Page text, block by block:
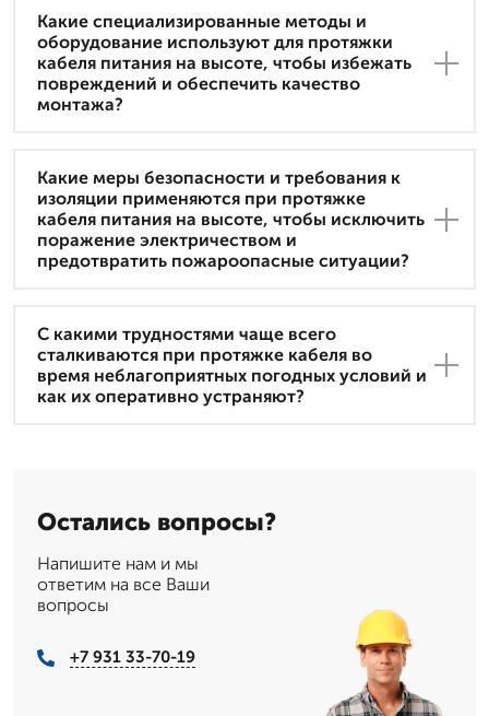
Какие специализированные методы и
оборудование используют для протяжки
кабеля питания на высоте, чтобы избежать
повреждений и обеспечить качество
монтажа?
Какие меры безопасности и требования к
изоляции применяются при протяжке
кабеля питания на высоте, чтобы исключить
поражение электричеством и
предотвратить пожароопасные ситуации?
С какими трудностями чаще всего
сталкиваются при протяжке кабеля во
время неблагоприятных погодных условий и
как их оперативно устраняют?
Остались вопросы?
Напишите нам и мы
ответим на все Ваши
вопросы
+7 931 33-70-19